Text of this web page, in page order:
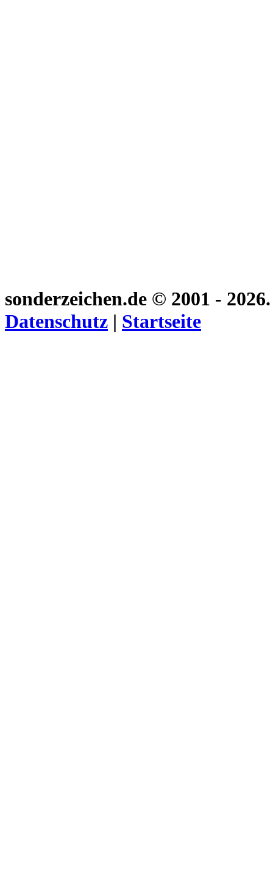
sonderzeichen.de © 2001 -
Datenschutz | Startseite